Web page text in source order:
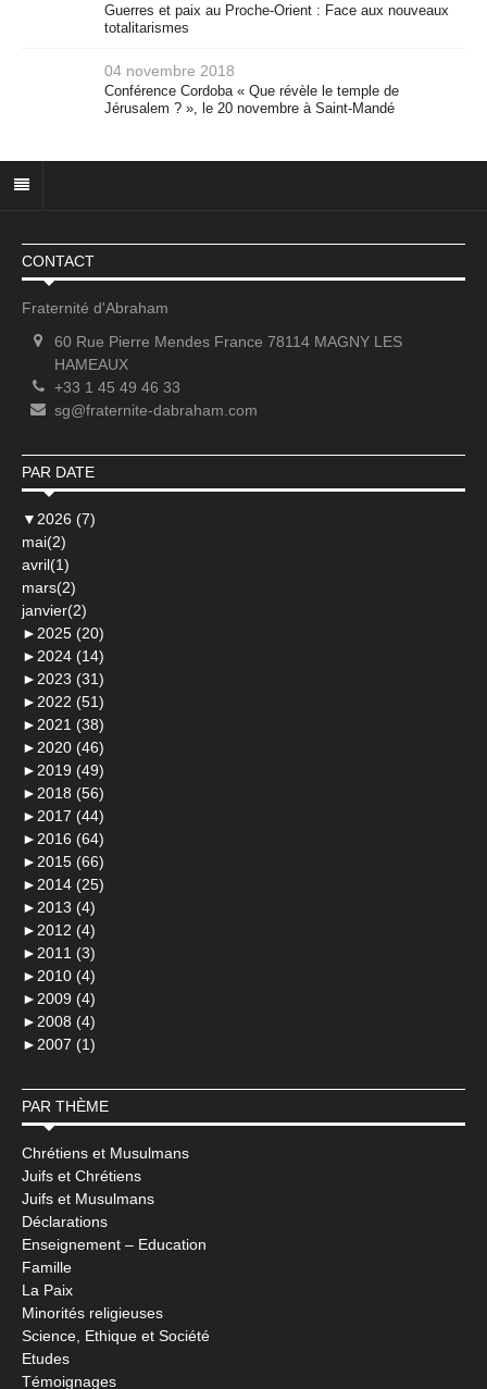
Guerres et paix au Proche-Orient : Face aux nouveaux
totalitarismes
04 novembre 2018
Conférence Cordoba « Que révèle le temple de
Jérusalem ? », le 20 novembre à Saint-Mandé
CONTACT
Fraternité d'Abraham
60 Rue Pierre Mendes France 78114 MAGNY LES
HAMEAUX
+33 1 45 49 46 33
sg@fraternite-dabraham.com
PAR DATE
▼ 2026 (7)
mai(2)
avril(1)
mars(2)
janvier(2)
► 2025 (20)
► 2024 (14)
► 2023 (31)
► 2022 (51)
► 2021 (38)
► 2020 (46)
► 2019 (49)
► 2018 (56)
► 2017 (44)
► 2016 (64)
► 2015 (66)
► 2014 (25)
► 2013 (4)
► 2012 (4)
► 2011 (3)
► 2010 (4)
► 2009 (4)
► 2008 (4)
► 2007 (1)
PAR THÈME
Chrétiens et Musulmans
Juifs et Chrétiens
Juifs et Musulmans
Déclarations
Enseignement – Education
Famille
La Paix
Minorités religieuses
Science, Ethique et Société
Etudes
Témoignages